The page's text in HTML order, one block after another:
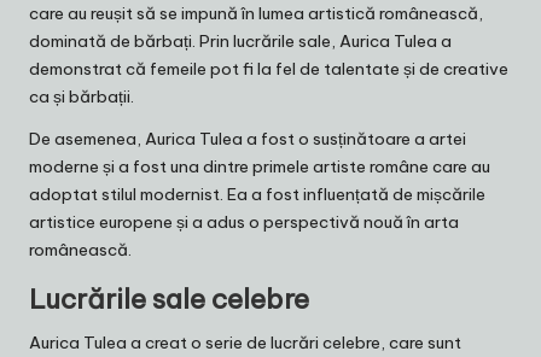
care au reușit să se impună în lumea artistică românească,
dominată de bărbați. Prin lucrările sale, Aurica Tulea a
demonstrat că femeile pot fi la fel de talentate și de creative
ca și bărbații.
De asemenea, Aurica Tulea a fost o susținătoare a artei
moderne și a fost una dintre primele artiste române care au
adoptat stilul modernist. Ea a fost influențată de mișcările
artistice europene și a adus o perspectivă nouă în arta
românească.
Lucrările sale celebre
Aurica Tulea a creat o serie de lucrări celebre, care sunt